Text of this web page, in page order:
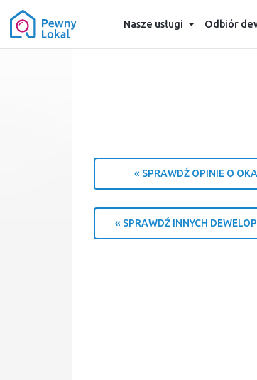
Nasze usługi Odbiór
« SPRAWDŹ OPINIE O
« SPRAWDŹ INNYCH